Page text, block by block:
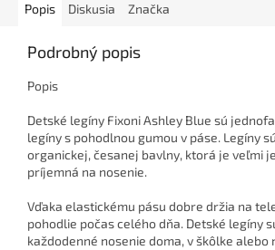
Popis Diskusia Značka
Podrobný popis
Popis
Detské legíny Fixoni Ashley Blue sú
legíny s pohodlnou gumou v páse. Legíny
organickej, česanej bavlny, ktorá je veľmi
príjemná na nosenie.
Vďaka elastickému pásu dobre držia na
pohodlie počas celého dňa. Detské legíny
každodenné nosenie doma, v škôlke alebo